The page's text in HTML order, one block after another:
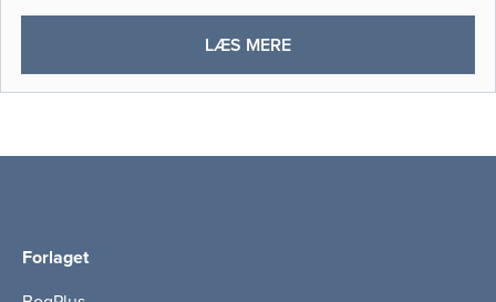
LÆS MEREOM
BASAL
KLINISK
Forlaget